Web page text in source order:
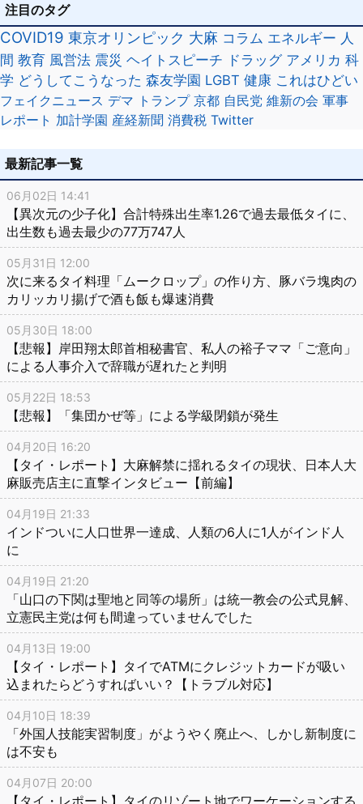
注目のタグ
COVID19 東京オリンピック 大麻 コラム エネルギー 人
間 教育 風営法 震災 ヘイトスピーチ ドラッグ アメリカ 科
学 どうしてこうなった 森友学園 LGBT 健康 これはひどい
フェイクニュース デマ トランプ 京都 自民党 維新の会 軍事
レポート 加計学園 産経新聞 消費税 Twitter
最新記事一覧
06月02日 14:41
【異次元の少子化】合計特殊出生率1.26で過去最低タイに、
出生数も過去最少の77万747人
05月31日 12:00
次に来るタイ料理「ムークロップ」の作り方、豚バラ塊肉の
カリッカリ揚げで酒も飯も爆速消費
05月30日 18:00
【悲報】岸田翔太郎首相秘書官、私人の裕子ママ「ご意向」
による人事介入で辞職が遅れたと判明
05月22日 18:53
【悲報】「集団かぜ等」による学級閉鎖が発生
04月20日 16:20
【タイ・レポート】大麻解禁に揺れるタイの現状、日本人大
麻販売店主に直撃インタビュー【前編】
04月19日 21:33
インドついに人口世界一達成、人類の6人に1人がインド人
に
04月19日 21:20
「山口の下関は聖地と同等の場所」は統一教会の公式見解、
立憲民主党は何も間違っていませんでした
04月13日 19:00
【タイ・レポート】タイでATMにクレジットカードが吸い
込まれたらどうすればいい？【トラブル対応】
04月10日 18:39
「外国人技能実習制度」がようやく廃止へ、しかし新制度に
は不安も
04月07日 20:00
【タイ・レポート】タイのリゾート地でワーケーションする